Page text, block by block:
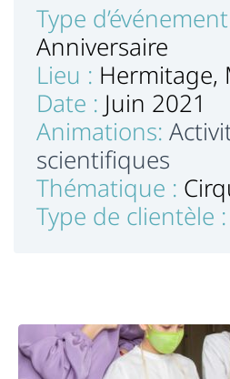
Type
Anniversaire
Lieu : Hermitage,
Date : Juin 2021
Animations:
scientifiques
Thématique :
Type de clientèle :